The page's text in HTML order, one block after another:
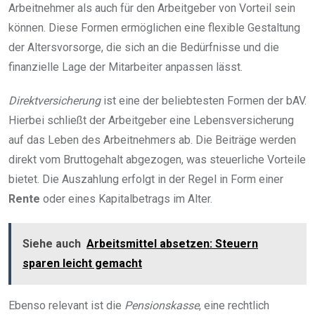
Arbeitnehmer als auch für den Arbeitgeber von Vorteil sein
können. Diese Formen ermöglichen eine flexible Gestaltung
der Altersvorsorge, die sich an die Bedürfnisse und die
finanzielle Lage der Mitarbeiter anpassen lässt.
Direktversicherungist eine der beliebtesten Formen der bAV.
Hierbei schließt der Arbeitgeber eine Lebensversicherung
auf das Leben des Arbeitnehmers ab. Die Beiträge werden
direkt vom Bruttogehalt abgezogen, was steuerliche Vorteile
bietet. Die Auszahlung erfolgt in der Regel in Form einer
Rente oder eines Kapitalbetrags im Alter.
Siehe auch Arbeitsmittel absetzen: Steuern
sparen leicht gemacht
Ebenso relevant ist die Pensionskasse, eine rechtlich